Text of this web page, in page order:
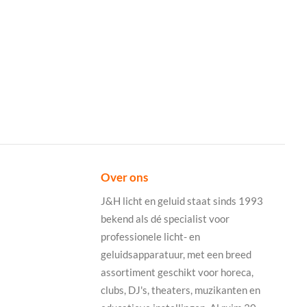
Over ons
J&H licht en geluid staat sinds 1993
bekend als dé specialist voor
professionele licht- en
geluidsapparatuur, met een breed
assortiment geschikt voor horeca,
clubs, DJ's, theaters, muzikanten en